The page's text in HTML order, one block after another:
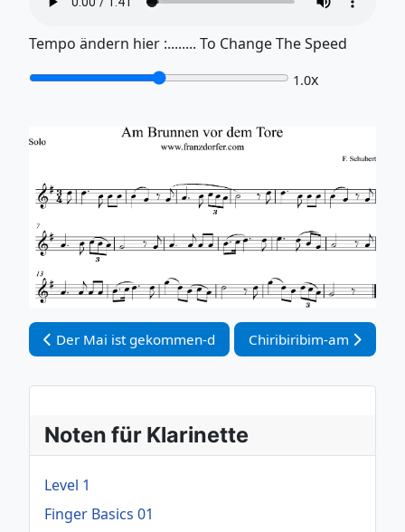
Tempo ändern hier :........ To Change The Speed
1.0x
Vorheriger Beitrag: Der Mai ist gekommen-d
Der Mai ist gekommen-d Nächster Beitrag:
Chiribiribim-am
Noten für Klarinette
Level 1
Finger Basics 01